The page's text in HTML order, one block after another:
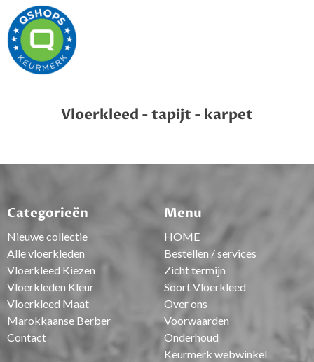
Vloerkleed - tapijt - karpet
Categorieën
Nieuwe collectie
Alle vloerkleden
Vloerkleed Kiezen
Vloerkleden Kleur
Vloerkleed Maat
Marokkaanse Berber
Contact
Menu
HOME
Bestellen / services
Zicht termijn
Soort Vloerkleed
Over ons
Voorwaarden
Onderhoud
Keurmerk webwinkel